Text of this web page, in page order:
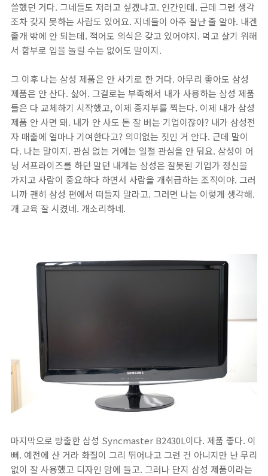
쓸했던 거다. 그네들도 저러고 싶겠냐고. 인간인데. 근데 그런 생각
조차 갖지 못하는 사람도 있어요. 지네들이 아주 잘난 줄 알아. 내겐
졸개 밖에 안 되는데. 적어도 의식은 갖고 있어야지. 먹고 살기 위해
서 함부로 입을 놀릴 수는 없어도 말이지.
그 이후 나는 삼성 제품은 안 사기로 한 거다. 아무리 좋아도 삼성
제품은 안 산다. 싫어. 그걸로는 부족해서 내가 사용하는 삼성 제품
들은 다 교체하기 시작했고, 이제 종지부를 찍는다. 이제 내가 삼성
제품 안 사면 돼. 내가 안 사도 돈 잘 버는 기업이잖아? 내가 삼성전
자 매출에 얼마나 기여한다고? 의미없는 짓인 거 안다. 근데 말이
다. 나는 말이지. 관심 없는 거에는 일절 관심을 안 둬요. 삼성이 어
닝 서프라이즈를 하던 말던 내게는 삼성은 잘못된 기업가 정신을
가지고 사람이 중요하다 하면서 사람을 개취급하는 조직이야. 그러
니까 괜히 삼성 편에서 떠들지 말라고. 그러면 나는 이렇게 생각해.
개 교육 잘 시켰네. 개소리하네.
마지막으로 방출한 삼성 Syncmaster B2430L이다. 제품 좋다. 이
뻐. 예전에 산 거라 화질이 그리 뛰어나고 그런 건 아니지만 난 무리
없이 잘 사용했고 디자인 맘에 들고. 그러나 단지 삼성 제품이라는